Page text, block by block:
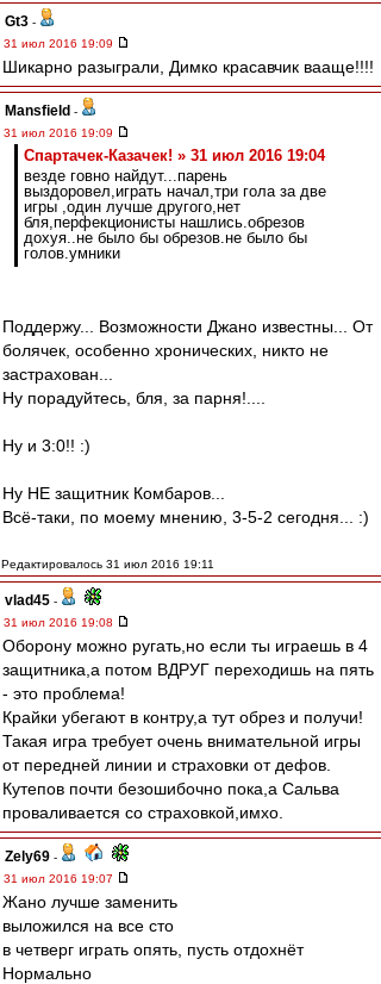
Gt3 -
31 июл 2016 19:09
Шикарно разыграли, Димко красавчик вааще!!!!
Mansfield -
31 июл 2016 19:09
Спартачек-Казачек! » 31 июл 2016 19:04
везде говно найдут...парень
выздоровел,играть начал,три гола за две
игры ,один лучше другого,нет
бля,перфекционисты нашлись.обрезов
дохуя..не было бы обрезов.не было бы
голов.умники
Поддержу... Возможности Джано известны... От
болячек, особенно хронических, никто не
застрахован...
Ну порадуйтесь, бля, за парня!....
Ну и 3:0!! :)
Ну НЕ защитник Комбаров...
Всё-таки, по моему мнению, 3-5-2 сегодня... :)
Редактировалось 31 июл 2016 19:11
vlad45 -
31 июл 2016 19:08
Оборону можно ругать,но если ты играешь в 4
защитника,а потом ВДРУГ переходишь на пять
- это проблема!
Крайки убегают в контру,а тут обрез и получи!
Такая игра требует очень внимательной игры
от передней линии и страховки от дефов.
Кутепов почти безошибочно пока,а Сальва
проваливается со страховкой,имхо.
Zely69 -
31 июл 2016 19:07
Жано лучше заменить
выложился на все сто
в четверг играть опять, пусть отдохнёт
Нормально